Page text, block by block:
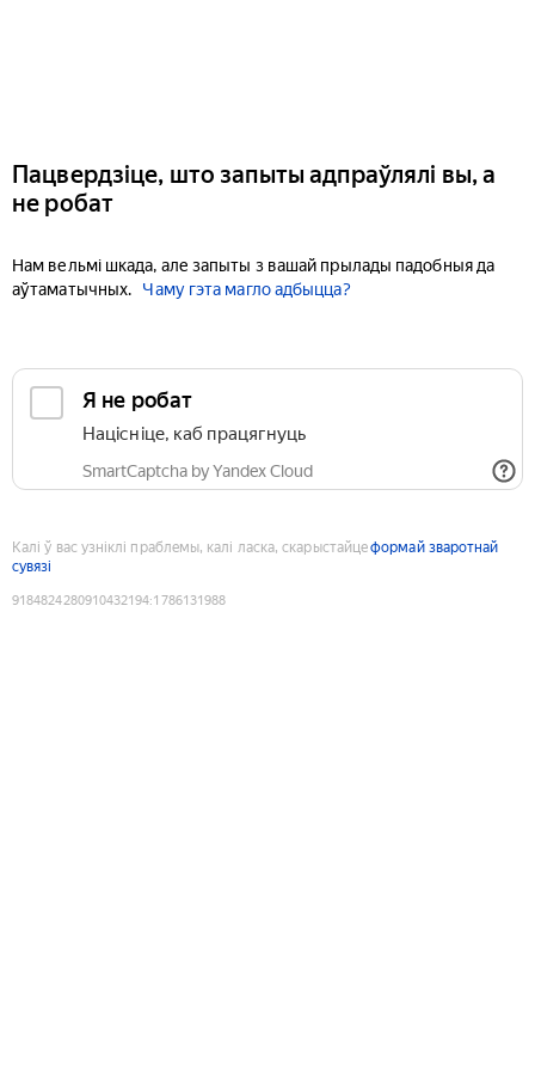
Пацвердзіце, што запыты адпраўлялі вы, а
не робат
Нам вельмі шкада, але запыты з вашай прылады падобныя да
аўтаматычных.
Чаму гэта магло адбыцца?
Я не робат
Націсніце, каб працягнуць
SmartCaptcha by Yandex Cloud
Калі ў вас узніклі праблемы, калі ласка, скарыстайцеформай зваротнай
сувязі
9184824280910432194:1786131988